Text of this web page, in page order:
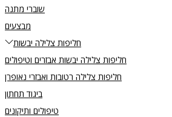
שוברי מתנה
מבצעים
חליפות צלילה יבשות
חליפות צלילה יבשות אבזרים וטיפולים
חליפות צלילה רטובות ואבזרי נאופרן
ביגוד תחתון
טיפולים ותיקונים